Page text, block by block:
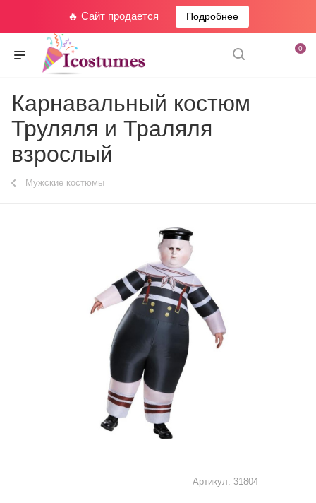
🔥 Сайт продается Подробнее
0
Карнавальный костюм
Труляля и Траляля
взрослый
Мужские костюмы
Артикул: 31804